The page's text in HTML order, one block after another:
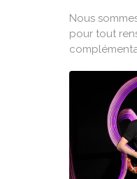
Nous
pour tout